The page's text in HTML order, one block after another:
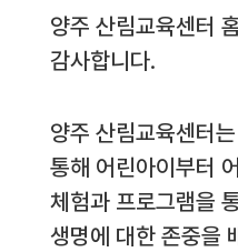
양주 산림교육센터
감사합니다.
양주 산림교육센터
통해 어린아이부터
체험과 프로그램을
생명에 대한 존중을